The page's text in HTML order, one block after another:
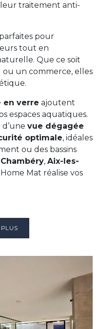
leur traitement anti-
pour
tout en
Que ce soit
un commerce, elles
en verre ajoutent
espaces aquatiques.
vue dégagée
optimale, idéales
ou des bassins
Chambéry, Aix-les-
Home Mat réalise vos